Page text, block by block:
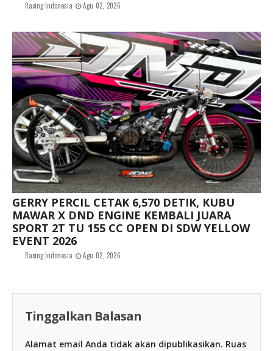
Racing Indonesia Agu 02, 2026
GERRY PERCIL CETAK 6,570 DETIK, KUBU
MAWAR X DND ENGINE KEMBALI JUARA
SPORT 2T TU 155 CC OPEN DI SDW YELLOW
EVENT 2026
Racing Indonesia Agu 02, 2026
Tinggalkan Balasan
Alamat email Anda tidak akan dipublikasikan. Ruas